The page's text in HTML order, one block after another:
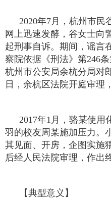
2020年7月，杭州市民
网上迅速发酵，谷女士向
起刑事自诉。期间，谣言
察院依据《刑法》第246
杭州市公安局余杭分局对
日，余杭区法院开庭审理
2017年1月，骆某使用
羽的校友周某施加压力。
其见面、开房，企图实施
后经人民法院审理，作出
【典型意义】